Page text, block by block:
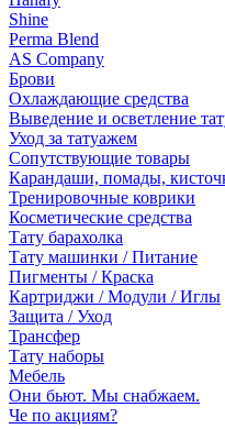
Shine
Perma Blend
AS Company
Брови
Охлаждающие средства
Выведение и осветление
Уход за татуажем
Сопутствующие товары
Карандаши, помады,
Тренировочные коврики
Косметические средства
Тату барахолка
Тату машинки / Питание
Пигменты / Краска
Картриджи / Модули / Иглы
Защита / Уход
Трансфер
Тату наборы
Мебель
Они бьют. Мы снабжаем.
Че по акциям?